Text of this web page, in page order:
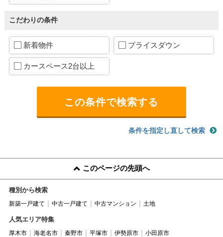
こだわりの条件
新着物件 プライスダウン
カースペース2台以上
条件を指定し直して検索
このページの先頭へ
種別から検索
新築一戸建て 中古一戸建て 中古マンション 土地
人気エリア特集
厚木市 海老名市 秦野市 平塚市 伊勢原市 小田原市